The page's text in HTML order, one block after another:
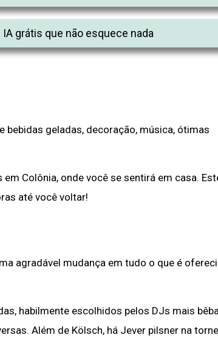
grátis que não esquece nada
bebidas geladas, decoração, música, ótimas
Colônia, onde você se sentirá em casa.
até você voltar!
agradável mudança em tudo o que é
habilmente escolhidos pelos DJs mais
Além de Kölsch, há Jever pilsner na